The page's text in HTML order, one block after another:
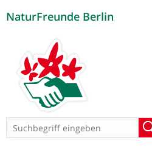
NaturFreunde Berlin
Suchformular